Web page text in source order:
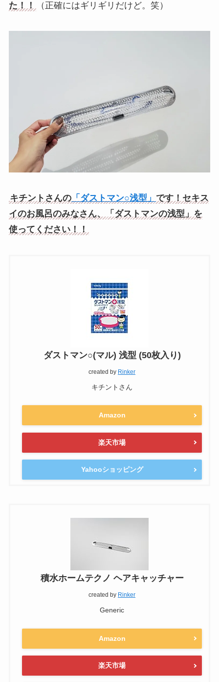
た！！
（正確にはギリギリだけど。笑）
キチントさんの「ダストマン○浅型」 です！セキス
イのお風呂のみなさん、「ダストマンの浅型」を
使ってください！！
ダストマン○(マル) 浅型 (50枚入り)
created by Rinker
キチントさん
Amazon
楽天市場
Yahooショッピング
積水ホームテクノ ヘアキャッチャー
created by Rinker
Generic
Amazon
楽天市場